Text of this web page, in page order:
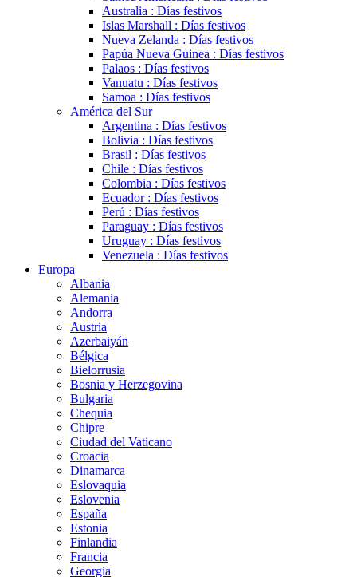
Australia : Días festivos
Islas Marshall : Días festivos
Nueva Zelanda : Días festivos
Papúa Nueva Guinea : Días festivos
Palaos : Días festivos
Vanuatu : Días festivos
Samoa : Días festivos
América del Sur
Argentina : Días festivos
Bolivia : Días festivos
Brasil : Días festivos
Chile : Días festivos
Colombia : Días festivos
Ecuador : Días festivos
Perú : Días festivos
Paraguay : Días festivos
Uruguay : Días festivos
Venezuela : Días festivos
Europa
Albania
Alemania
Andorra
Austria
Azerbaiyán
Bélgica
Bielorrusia
Bosnia y Herzegovina
Bulgaria
Chequia
Chipre
Ciudad del Vaticano
Croacia
Dinamarca
Eslovaquia
Eslovenia
España
Estonia
Finlandia
Francia
Georgia